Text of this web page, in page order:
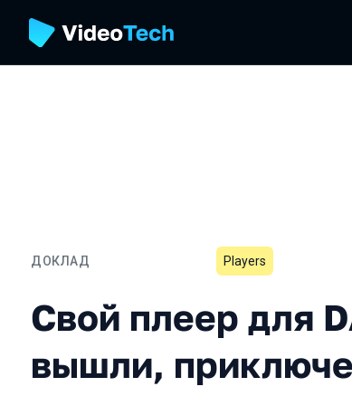
ДОКЛАД
Свой плеер для
Players
Свой плеер для
вышли,